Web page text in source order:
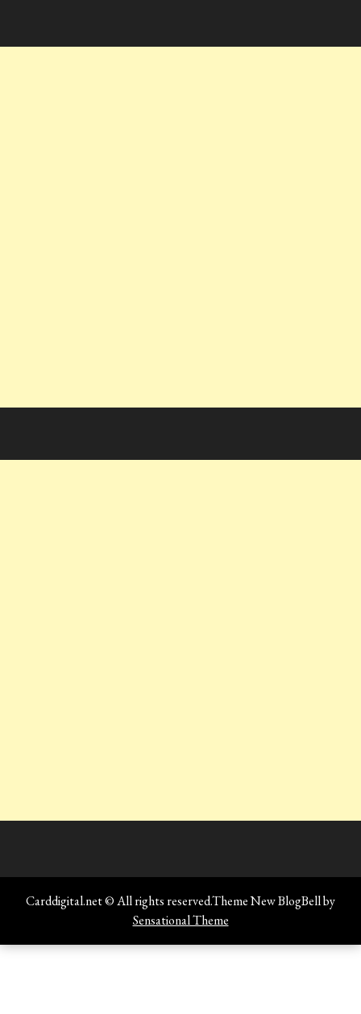
Carddigital.net © All rights reserved.Theme New BlogBell by
Sensational Theme